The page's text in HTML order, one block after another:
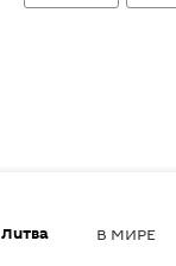
Литва В МИРЕ